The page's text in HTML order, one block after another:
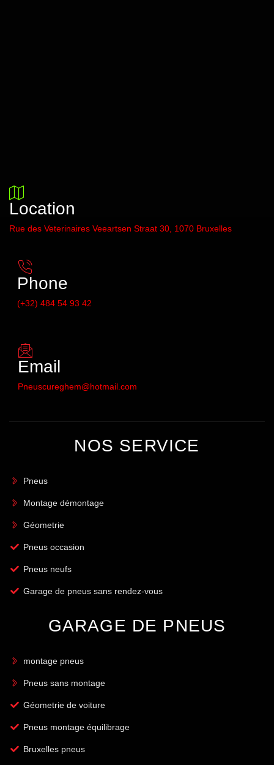
Location
Rue des Veterinaires Veeartsen Straat 30, 1070 Bruxelles
Phone
(+32) 484 54 93 42
Email
Pneuscureghem@hotmail.com
NOS SERVICE
Pneus
Montage démontage
Géometrie
Pneus occasion
Pneus neufs
Garage de pneus sans rendez-vous
GARAGE DE PNEUS
montage pneus
Pneus sans montage
Géometrie de voiture
Pneus montage équilibrage
Bruxelles pneus